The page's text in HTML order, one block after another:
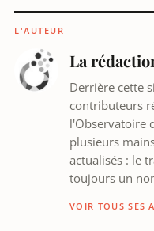
L'AUTEUR
La
Derrière cette
contributeurs
l'Observatoire
plusieurs
actualisés : le
toujours un
VOIR TOUS SES